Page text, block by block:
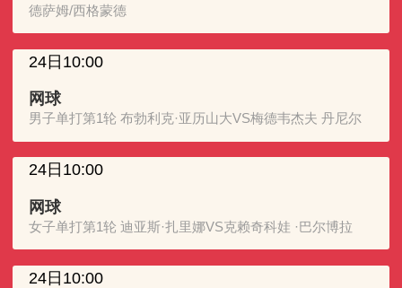
德萨姆/西格蒙德
24日10:00
网球
男子单打第1轮 布勃利克·亚历山大VS梅德韦杰夫 丹尼尔
24日10:00
网球
女子单打第1轮 迪亚斯·扎里娜VS克赖奇科娃 ·巴尔博拉
24日10:00